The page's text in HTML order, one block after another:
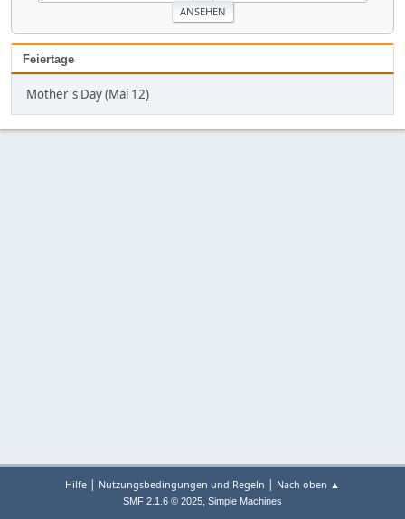
Feiertage
Mother's Day (Mai 12)
Hilfe | Nutzungsbedingungen und Regeln | Nach oben ▲
SMF 2.1.6 © 2025, Simple Machines